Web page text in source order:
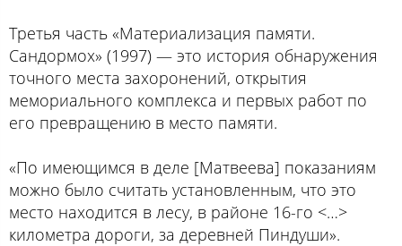
Третья часть «Материализация памяти.
Сандормох» (1997) — это история обнаружения
точного места захоронений, открытия
мемориального комплекса и первых работ по
его превращению в место памяти.
«По имеющимся в деле [Матвеева] показаниям
можно было считать установленным, что это
место находится в лесу, в районе 16-го <…>
километра дороги, за деревней Пиндуши».